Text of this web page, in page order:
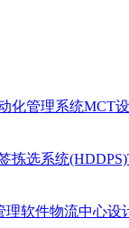
化管理系统MCT
拣选系统(HDDPS)
理软件物流中心设